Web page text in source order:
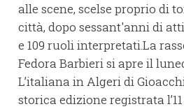
alle scene, scelse proprio di
città, dopo sessant'anni di
e 109 ruoli interpretati.La
Fedora Barbieri si apre il
L’italiana in Algeri di
storica edizione registrata